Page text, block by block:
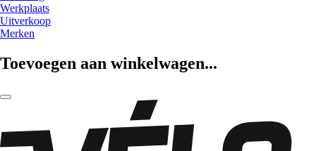
Werkplaats
Uitverkoop
Merken
Toevoegen aan winkelwagen...